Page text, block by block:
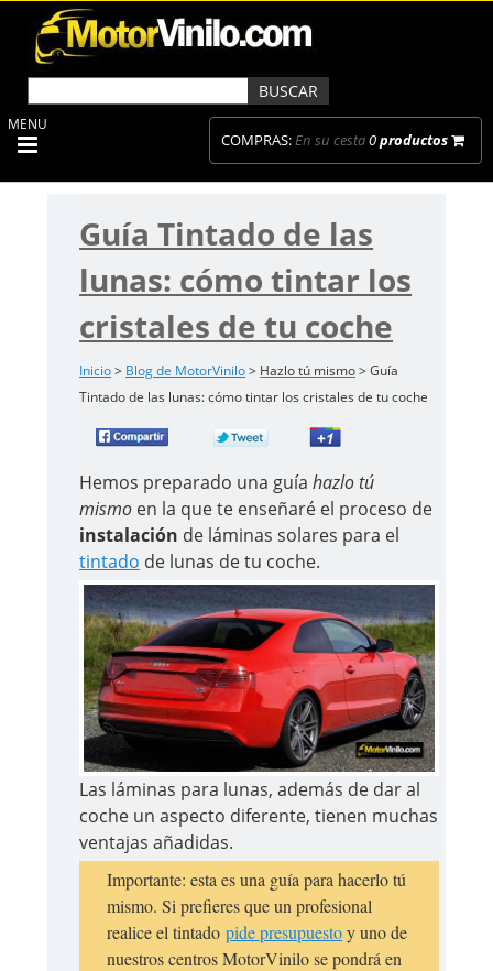
COMPRAS:En su cesta0productos
MENU
Guía Tintado de las
lunas: cómo tintar los
cristales de tu coche
Inicio> Blog de MotorVinilo> Hazlo tú mismo> Guía
Tintado de las lunas: cómo tintar los cristales de tu coche
Hemos preparado una guíahazlo tú
mismo en la que te enseñaré el proceso de
instalación de láminas solares para el
tintado de lunas de tu coche.
Las láminas para lunas, además de dar al
coche un aspecto diferente, tienen muchas
ventajas añadidas.
Importante: esta es una guía para hacerlo tú
mismo. Si prefieres que un profesional
realice el tintadopide presupuestoy uno de
nuestros centros MotorVinilo se pondrá en